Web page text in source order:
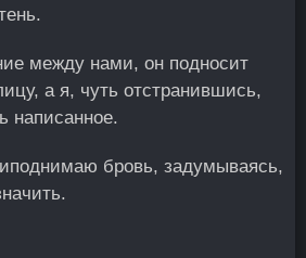
между нами, он подносит
а я, чуть отстранившись,
написанное.
бровь, задумываясь,